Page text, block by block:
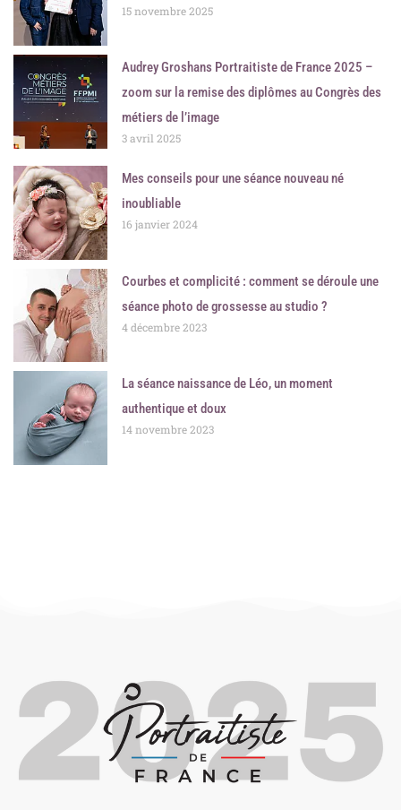
15 novembre 2025
Audrey Groshans Portraitiste de France 2025 –
zoom sur la remise des diplômes au Congrès des
métiers de l’image
3 avril 2025
Mes conseils pour une séance nouveau né
inoubliable
16 janvier 2024
Courbes et complicité : comment se déroule une
séance photo de grossesse au studio ?
4 décembre 2023
La séance naissance de Léo, un moment
authentique et doux
14 novembre 2023